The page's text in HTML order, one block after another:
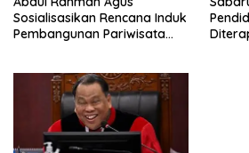
Sosialisasikan Rencana Induk
Pembangunan Pariwisata